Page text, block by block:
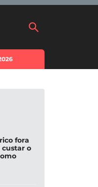
fora
custar o